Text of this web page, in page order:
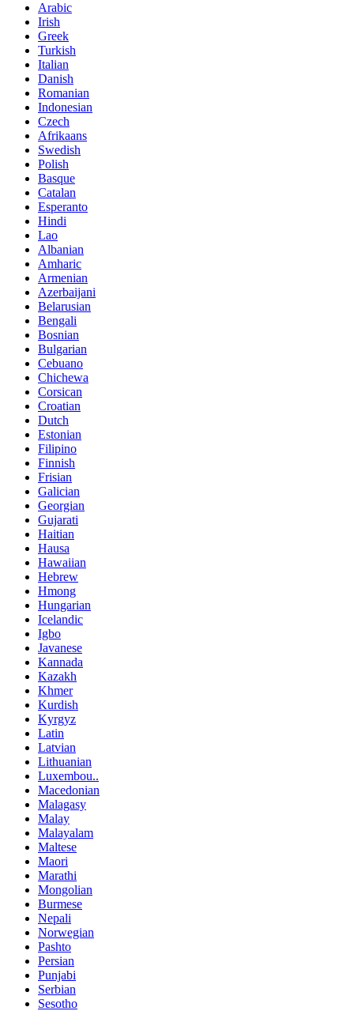
Arabic
Irish
Greek
Turkish
Italian
Danish
Romanian
Indonesian
Czech
Afrikaans
Swedish
Polish
Basque
Catalan
Esperanto
Hindi
Lao
Albanian
Amharic
Armenian
Azerbaijani
Belarusian
Bengali
Bosnian
Bulgarian
Cebuano
Chichewa
Corsican
Croatian
Dutch
Estonian
Filipino
Finnish
Frisian
Galician
Georgian
Gujarati
Haitian
Hausa
Hawaiian
Hebrew
Hmong
Hungarian
Icelandic
Igbo
Javanese
Kannada
Kazakh
Khmer
Kurdish
Kyrgyz
Latin
Latvian
Lithuanian
Luxembou..
Macedonian
Malagasy
Malay
Malayalam
Maltese
Maori
Marathi
Mongolian
Burmese
Nepali
Norwegian
Pashto
Persian
Punjabi
Serbian
Sesotho